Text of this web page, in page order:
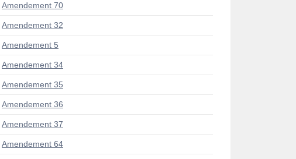
Amendement 70
Amendement 32
Amendement 5
Amendement 34
Amendement 35
Amendement 36
Amendement 37
Amendement 64